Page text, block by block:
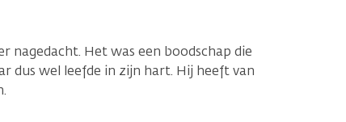
nagedacht. Het was een boodschap die
dus wel leefde in zijn hart. Hij heeft van